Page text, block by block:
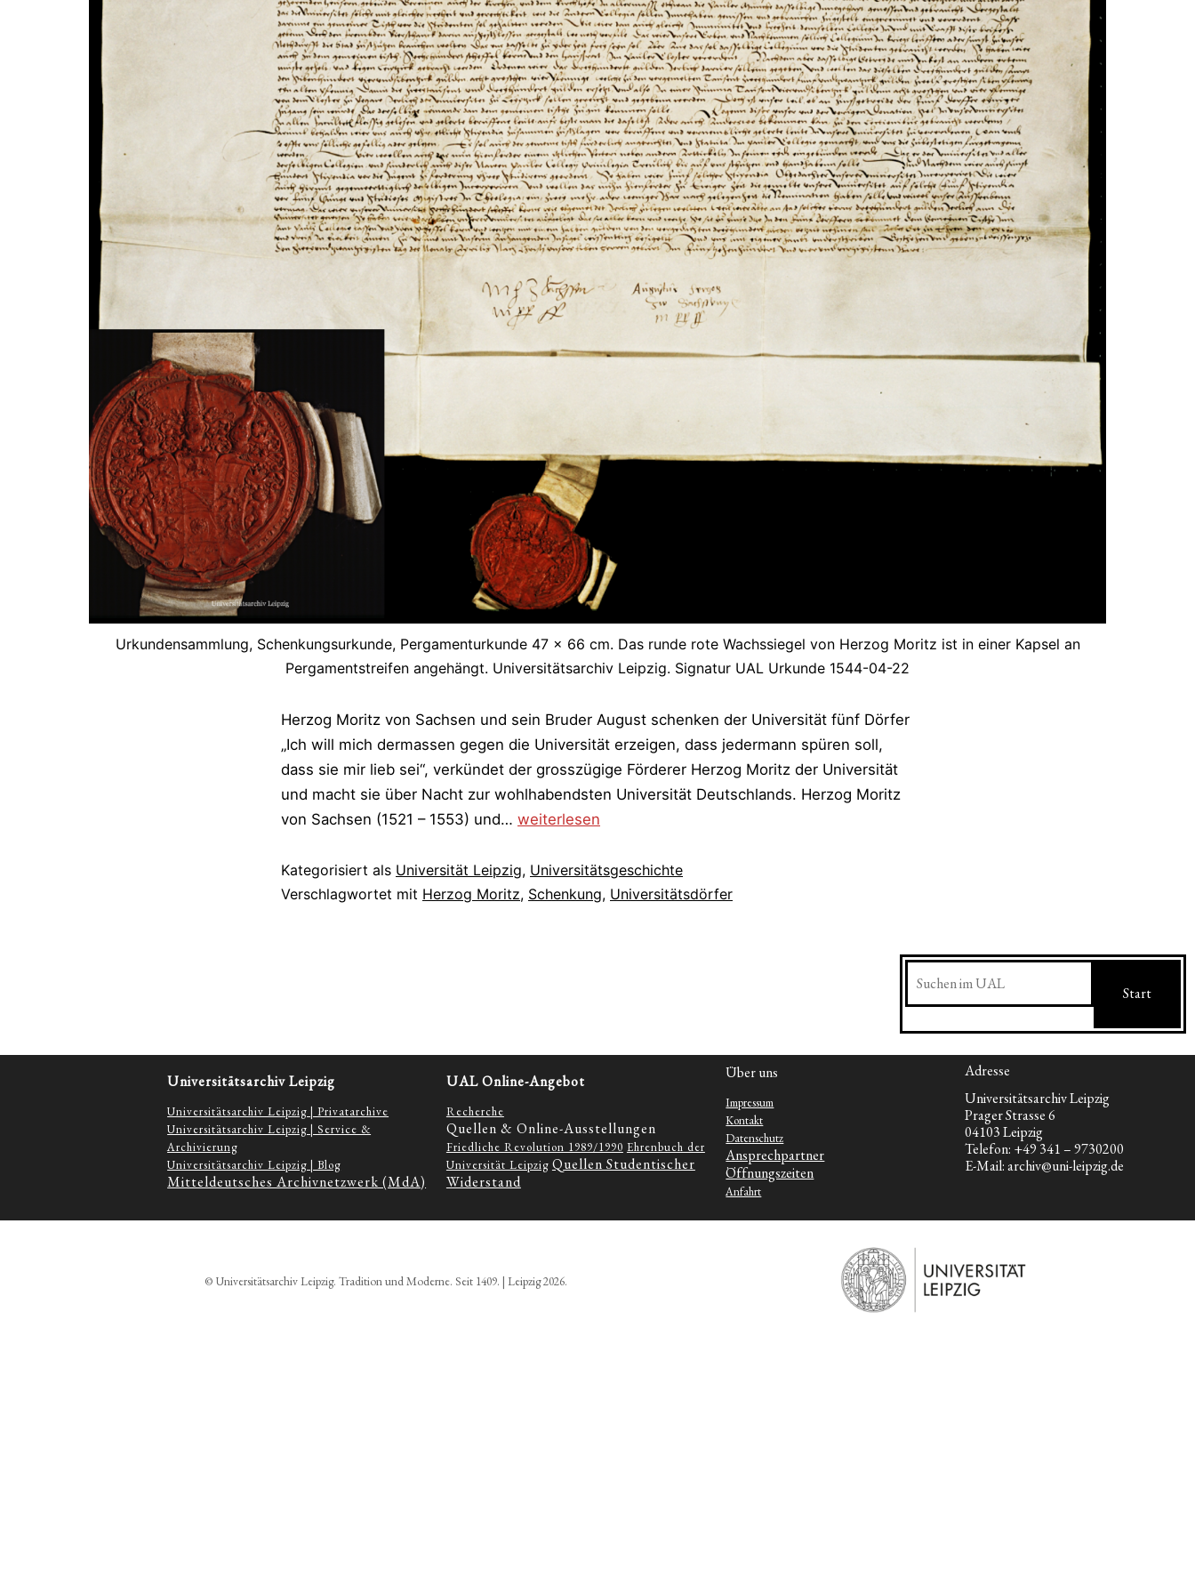
Urkundensammlung, Schenkungsurkunde, Pergamenturkunde 47 x 66 cm. Das runde rote Wachssiegel von Herzog Moritz ist in einer Kapsel an
Pergamentstreifen angehängt. Universitätsarchiv Leipzig. Signatur UAL Urkunde 1544-04-22
Herzog Moritz von Sachsen und sein Bruder August schenken der Universität fünf Dörfer
„Ich will mich dermassen gegen die Universität erzeigen, dass jedermann spüren soll,
dass sie mir lieb sei“, verkündet der grosszügige Förderer Herzog Moritz der Universität
und macht sie über Nacht zur wohlhabendsten Universität Deutschlands. Herzog Moritz
von Sachsen (1521 – 1553) und… 22.
1544
|
weiterlesen
Kategorisiert als Universität Leipzig, Universitätsgeschichte
Verschlagwortet mit Herzog Moritz, Schenkung, Universitätsdörfer
Suchen
Start
Universitätsarchiv Leipzig
Universitätsarchiv Leipzig | Privatarchive
Universitätsarchiv Leipzig | Service &
Archivierung
Universitätsarchiv Leipzig | Blog
Mitteldeutsches Archivnetzwerk (MdA)
UAL Online-Angebot
Recherche
Quellen & Online-Ausstellungen
Friedliche Revolution 1989/1990 Ehrenbuch der
Universität Leipzig Quellen Studentischer
Widerstand
Über uns
Impressum
Kontakt
Datenschutz
Ansprechpartner
Öffnungszeiten
Anfahrt
Adresse
Universitätsarchiv Leipzig
Prager Strasse 6
04103 Leipzig
Telefon: +49 341 – 9730200
E-Mail: archiv@uni-leipzig.de
© Universitätsarchiv Leipzig. Tradition und Moderne. Seit 1409. | Leipzig 2026.